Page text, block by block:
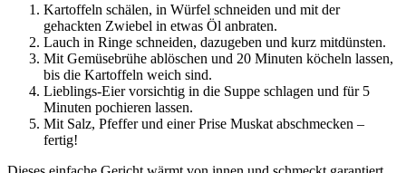
Kartoffeln schälen, in Würfel schneiden und mit der
gehackten Zwiebel in etwas Öl anbraten.
Lauch in Ringe schneiden, dazugeben und kurz mitdünsten.
Mit Gemüsebrühe ablöschen und 20 Minuten köcheln lassen,
bis die Kartoffeln weich sind.
Lieblings-Eier vorsichtig in die Suppe schlagen und für 5
Minuten pochieren lassen.
Mit Salz, Pfeffer und einer Prise Muskat abschmecken –
fertig!